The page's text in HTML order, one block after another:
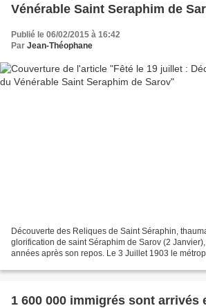
Vénérable Saint Seraphim de
Publié le 06/02/2015 à 16:42
Par Jean-Théophane
Découverte des Reliques de Saint Séraphin,
glorification de saint Séraphim de Sarov (2
années après son repos. Le 3 Juillet 1903 le
1 600 000 immigrés sont arrivés